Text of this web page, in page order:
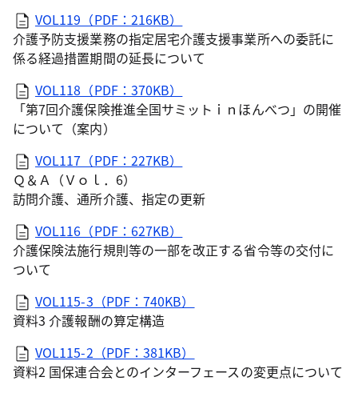
VOL119（PDF：216KB）
介護予防支援業務の指定居宅介護支援事業所への委託に
係る経過措置期間の延長について
VOL118（PDF：370KB）
「第7回介護保険推進全国サミットｉｎほんべつ」の開催
について（案内）
VOL117（PDF：227KB）
Ｑ＆Ａ（Ｖｏｌ．6）
訪問介護、通所介護、指定の更新
VOL116（PDF：627KB）
介護保険法施行規則等の一部を改正する省令等の交付に
ついて
VOL115-3（PDF：740KB）
資料3 介護報酬の算定構造
VOL115-2（PDF：381KB）
資料2 国保連合会とのインターフェースの変更点について